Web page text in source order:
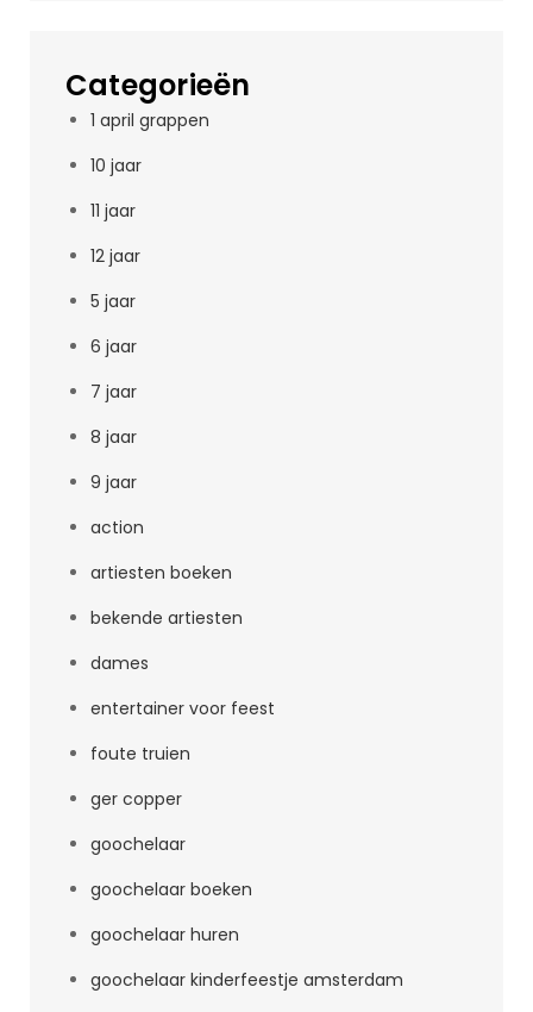
Categorieën
1 april grappen
10 jaar
11 jaar
12 jaar
5 jaar
6 jaar
7 jaar
8 jaar
9 jaar
action
artiesten boeken
bekende artiesten
dames
entertainer voor feest
foute truien
ger copper
goochelaar
goochelaar boeken
goochelaar huren
goochelaar kinderfeestje amsterdam